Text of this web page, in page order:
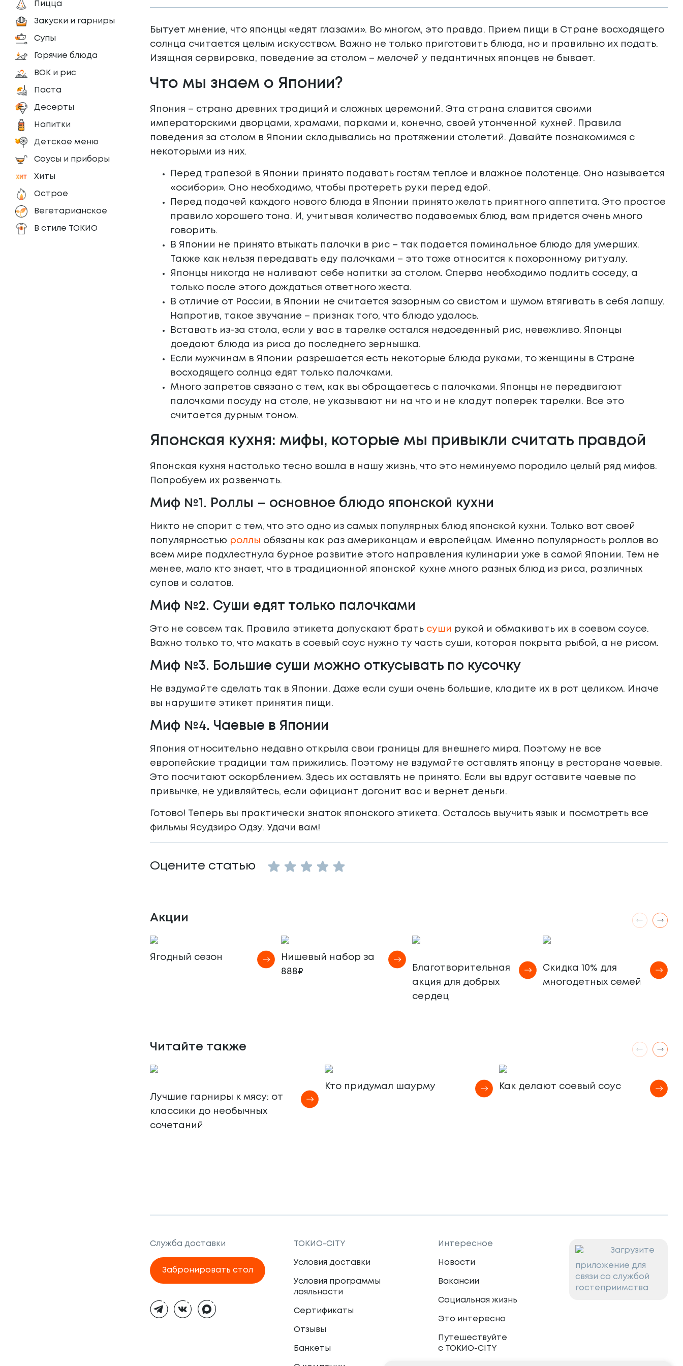
Пицца
Закуски и гарниры
Супы
Горячие блюда
ВОК и рис
Паста
Десерты
Напитки
Детское меню
Соусы и приборы
Хиты
Острое
Вегетарианское
В стиле ТОКИО
Бытует мнение, что японцы «едят глазами». Во многом, это правда. Прием пищи в Стране восходящего
солнца считается целым искусством. Важно не только приготовить блюда, но и правильно их подать.
Изящная сервировка, поведение за столом – мелочей у педантичных японцев не бывает.
Что мы знаем о Японии?
Япония – страна древних традиций и сложных церемоний. Эта страна славится своими
императорскими дворцами, храмами, парками и, конечно, своей утонченной кухней. Правила
поведения за столом в Японии складывались на протяжении столетий. Давайте познакомимся с
некоторыми из них.
Перед трапезой в Японии принято подавать гостям теплое и влажное полотенце. Оно называется
«осибори». Оно необходимо, чтобы протереть руки перед едой.
Перед подачей каждого нового блюда в Японии принято желать приятного аппетита. Это простое
правило хорошего тона. И, учитывая количество подаваемых блюд, вам придется очень много
говорить.
В Японии не принято втыкать палочки в рис – так подается поминальное блюдо для умерших.
Также как нельзя передавать еду палочками – это тоже относится к похоронному ритуалу.
Японцы никогда не наливают себе напитки за столом. Сперва необходимо подлить соседу, а
только после этого дождаться ответного жеста.
В отличие от России, в Японии не считается зазорным со свистом и шумом втягивать в себя лапшу.
Напротив, такое звучание – признак того, что блюдо удалось.
Вставать из-за стола, если у вас в тарелке остался недоеденный рис, невежливо. Японцы
доедают блюда из риса до последнего зернышка.
Если мужчинам в Японии разрешается есть некоторые блюда руками, то женщины в Стране
восходящего солнца едят только палочками.
Много запретов связано с тем, как вы обращаетесь с палочками. Японцы не передвигают
палочками посуду на столе, не указывают ни на что и не кладут поперек тарелки. Все это
считается дурным тоном.
Японская кухня: мифы, которые мы привыкли считать правдой
Японская кухня настолько тесно вошла в нашу жизнь, что это неминуемо породило целый ряд мифов.
Попробуем их развенчать.
Миф №1. Роллы – основное блюдо японской кухни
Никто не спорит с тем, что это одно из самых популярных блюд японской кухни. Только вот своей
популярностью роллы обязаны как раз американцам и европейцам. Именно популярность роллов во
всем мире подхлестнула бурное развитие этого направления кулинарии уже в самой Японии. Тем не
менее, мало кто знает, что в традиционной японской кухне много разных блюд из риса, различных
супов и салатов.
Миф №2. Суши едят только палочками
Это не совсем так. Правила этикета допускают брать суши рукой и обмакивать их в соевом соусе.
Важно только то, что макать в соевый соус нужно ту часть суши, которая покрыта рыбой, а не рисом.
Миф №3. Большие суши можно откусывать по кусочку
Не вздумайте сделать так в Японии. Даже если суши очень большие, кладите их в рот целиком. Иначе
вы нарушите этикет принятия пищи.
Миф №4. Чаевые в Японии
Япония относительно недавно открыла свои границы для внешнего мира. Поэтому не все
европейские традиции там прижились. Поэтому не вздумайте оставлять японцу в ресторане чаевые.
Это посчитают оскорблением. Здесь их оставлять не принято. Если вы вдруг оставите чаевые по
привычке, не удивляйтесь, если официант догонит вас и вернет деньги.
Готово! Теперь вы практически знаток японского этикета. Осталось выучить язык и посмотреть все
фильмы Ясудзиро Одзу. Удачи вам!
Оцените статью
Акции
Ягодный сезон
Нишевый набор за
888₽
Благотворительная
акция для добрых
сердец
Скидка 10% для
многодетных семей
Читайте также
Лучшие гарниры к мясу: от
классики до необычных
сочетаний
Кто придумал шаурму Как делают соевый соус
Служба доставки
Забронировать стол
ТОКИО-CITY
Условия доставки
Условия программы
лояльности
Сертификаты
Отзывы
Банкеты
Интересное
Новости
Вакансии
Социальная жизнь
Это интересно
Путешествуйте
с ТОКИО-CITY
Загрузите
приложение для
связи со службой
гостеприимства